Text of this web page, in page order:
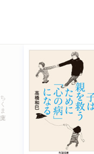
ちくま文庫